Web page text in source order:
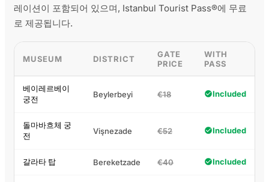
레이션이 포함되어 있으며, Istanbul Tourist Pass®에 무료
로 제공됩니다.
MUSEUM DISTRICT
GATE
PRICE
WITH
PASS
베이레르베이
궁전
Beylerbeyi €18 Included
돌마바흐체 궁
전
Vişnezade €52 Included
갈라타 탑 Bereketzade €40 Included